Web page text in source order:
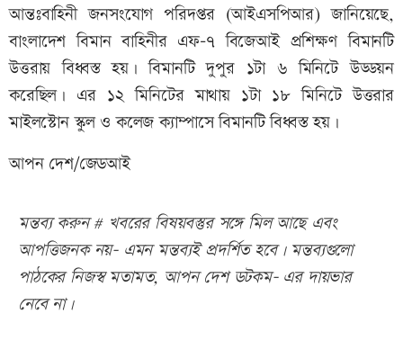
আন্তঃবাহিনী জনসংযোগ পরিদপ্তর (আইএসপিআর) জানিয়েছে,
বাংলাদেশ বিমান বাহিনীর এফ-৭ বিজেআই প্রশিক্ষণ বিমানটি
উত্তরায় বিধ্বস্ত হয়। বিমানটি দুপুর ১টা ৬ মিনিটে উড্ডয়ন
করেছিল। এর ১২ মিনিটের মাথায় ১টা ১৮ মিনিটে উত্তরার
মাইলস্টোন স্কুল ও কলেজ ক্যাম্পাসে বিমানটি বিধ্বস্ত হয়।
আপন দেশ/জেডআই
মন্তব্য করুন # খবরের বিষয়বস্তুর সঙ্গে মিল আছে এবং
আপত্তিজনক নয়- এমন মন্তব্যই প্রদর্শিত হবে। মন্তব্যগুলো
পাঠকের নিজস্ব মতামত, আপন দেশ ডটকম- এর দায়ভার
নেবে না।